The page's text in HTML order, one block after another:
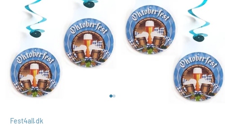
Fest4all.dk